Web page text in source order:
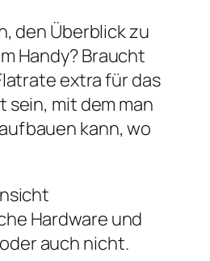
den Überblick zu
Handy? Braucht
extra für das
sein, mit dem man
kann, wo
Hardware und
auch nicht.